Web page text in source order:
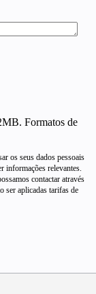
Formatos de
os seus dados pessoais
informações relevantes.
contactar através
ser aplicadas tarifas de